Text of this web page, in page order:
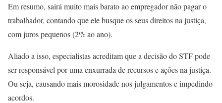
Em resumo, sairá muito mais barato ao empregador não pagar o
trabalhador, contando que ele busque os seus direitos na justiça,
com juros pequenos (2% ao ano).
Aliado a isso, especialistas acreditam que a decisão do STF pode
ser responsável por uma enxurrada de recursos e ações na justiça.
Ou seja, causando mais morosidade nos julgamentos e impedindo
acordos.